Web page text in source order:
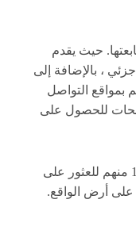
حيث يقدم
، بالإضافة إلى
بمواقع التواصل
للحصول على
نقدم لك اليوم أفضل 13 موقع توظيف، 10 منهم للعثور على
على أرض الواقع.